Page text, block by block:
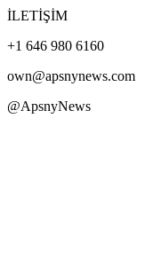
İLETİŞİM
+1 646 980 6160
own@apsnynews.com
@ApsnyNews